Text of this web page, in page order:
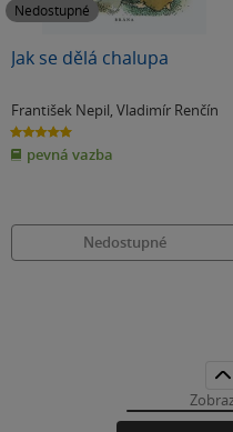
Nedostupné
Jak se dělá chalupa
František Nepil, Vladimír Renčín
5.0
z
5
hvězdiček
pevná vazba
Nedostupné